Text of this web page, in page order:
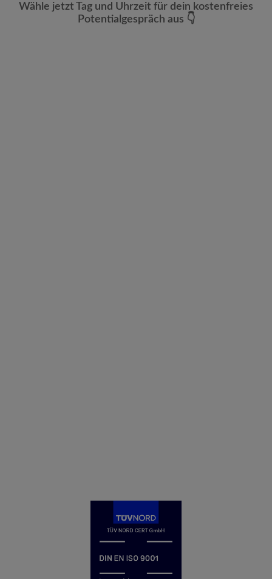
Wähle jetzt Tag und Uhrzeit für dein kostenfreies
Potentialgespräch aus 👇